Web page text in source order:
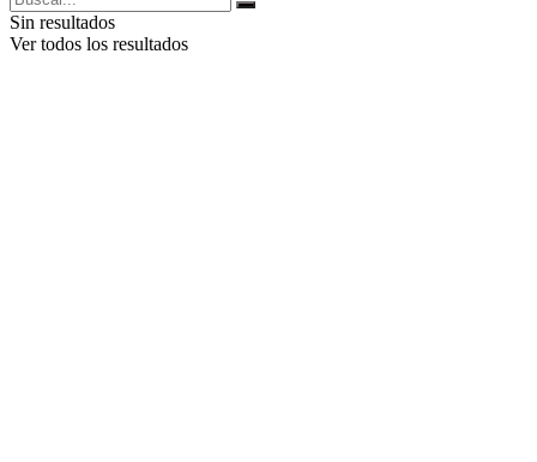
Sin resultados
Ver todos los resultados